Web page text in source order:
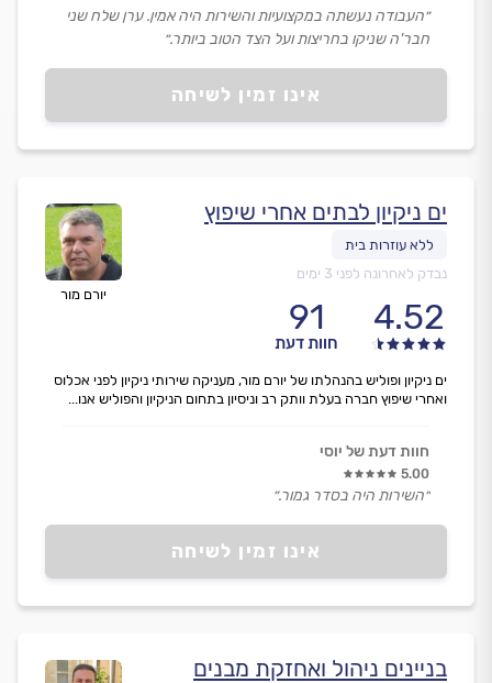
אינו זמין לשיחה
״העבודה נעשתה במקצועיות והשירות היה אמין. ערן שלח שני
חבר'ה שניקו בחריצות ועל הצד הטוב ביותר.״
יורם מור
ים ניקיון לבתים אחרי שיפוץ
נבדק לאחרונה לפני 3 ימים
4.52
91
חוות דעת
אינו זמין לשיחה
ים ניקיון ופוליש בהנהלתו של יורם מור, מעניקה שירותי ניקיון לפני אכלוס
ואחרי שיפוץ חברה בעלת וותק רב וניסיון בתחום הניקיון והפוליש אנו...
חוות דעת של יוסי
5.00
״השירות היה בסדר גמור.״
בניינים ניהול ואחזקת מבנים